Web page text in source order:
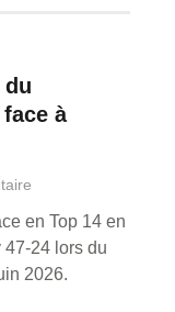
du
à
en Top 14 en
24 lors du
2026.